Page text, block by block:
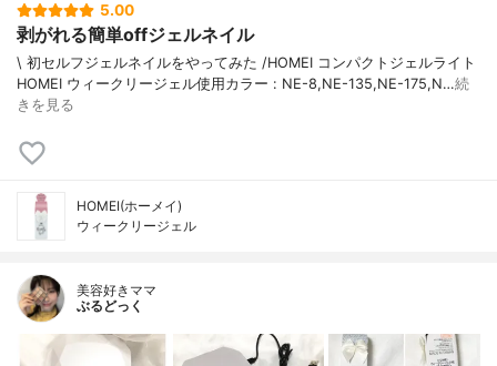
5.00
剥がれる簡単offジェルネイル
\ 初セルフジェルネイルをやってみた /HOMEI コンパクトジェルライト
HOMEI ウィークリージェル使用カラー : NE-8,NE-135,NE-175,N…続
きを見る
HOMEI(ホーメイ)
ウィークリージェル
美容好きママ
ぶるどっく